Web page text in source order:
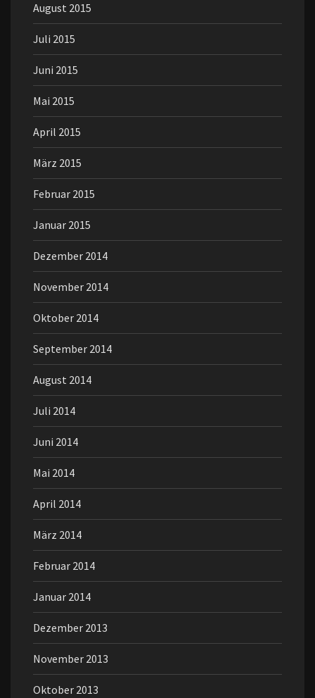
August 2015
Juli 2015
Juni 2015
Mai 2015
April 2015
März 2015
Februar 2015
Januar 2015
Dezember 2014
November 2014
Oktober 2014
September 2014
August 2014
Juli 2014
Juni 2014
Mai 2014
April 2014
März 2014
Februar 2014
Januar 2014
Dezember 2013
November 2013
Oktober 2013